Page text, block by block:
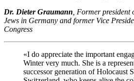
Dr. Dieter Graumann , Former
Jews in Germany and former Vice
Congress
«I do appreciate the important
Winter very much. She is a
successor generation of Holocaust